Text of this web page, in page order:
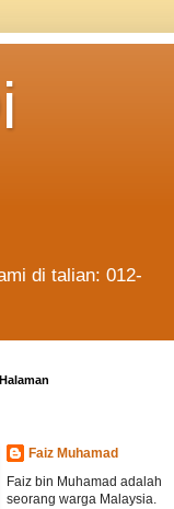
di talian: 012-
Faiz Muhamad
Faiz bin Muhamad adalah
seorang warga Malaysia.